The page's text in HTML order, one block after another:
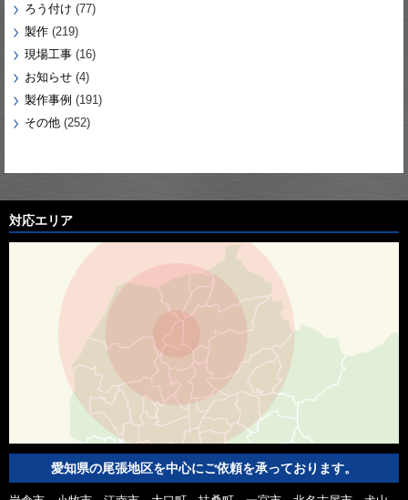
ろう付け (77)
製作 (219)
現場工事 (16)
お知らせ (4)
製作事例 (191)
その他 (252)
対応エリア
愛知県の尾張地区を中心にご依頼を承っております。